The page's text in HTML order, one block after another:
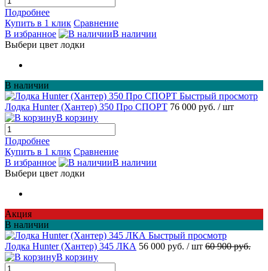
Подробнее
Купить в 1 клик Сравнение
В избранное
В наличии
Выбери цвет лодки
В наличии
Быстрый просмотр
Лодка Hunter (Хантер) 350 Про СПОРТ 76 000 руб. / шт
В корзину
Подробнее
Купить в 1 клик Сравнение
В избранное
В наличии
Выбери цвет лодки
Акция
В наличии
Быстрый просмотр
Лодка Hunter (Хантер) 345 ЛКА 56 000 руб. / шт 60 900 руб.
В корзину